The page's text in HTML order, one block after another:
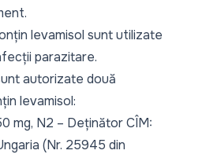
levamisol sunt utilizate
parazitare.
autorizate două
levamisol:
mg, N2 – Deținător CÎM:
(Nr. 25945 din